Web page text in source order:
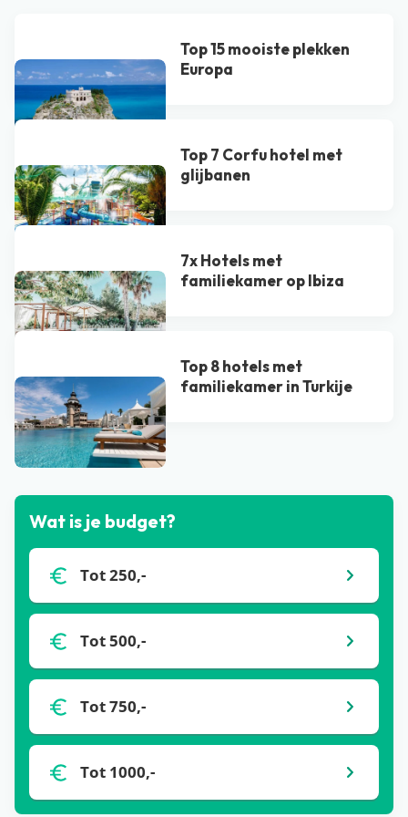
Top 15 mooiste plekken
Europa
Top 7 Corfu hotel met
glijbanen
7x Hotels met
familiekamer op Ibiza
Top 8 hotels met
familiekamer in Turkije
Bekijk alle blogs
Wat is je budget?
Tot 250,-
Tot 500,-
Tot 750,-
Tot 1000,-